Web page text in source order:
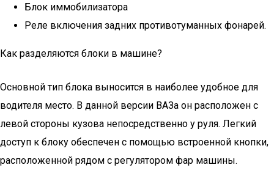
Блок иммобилизатора
Реле включения задних противотуманных фонарей.
Как разделяются блоки в машине?
Основной тип блока выносится в наиболее удобное для
водителя место. В данной версии ВАЗа он расположен с
левой стороны кузова непосредственно у руля. Легкий
доступ к блоку обеспечен с помощью встроенной кнопки,
расположенной рядом с регулятором фар машины.